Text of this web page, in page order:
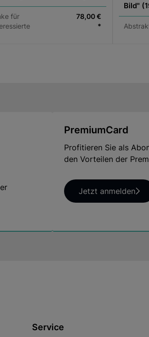
für
78,00 €
*
Bild"
PremiumCard
Profitieren Sie als
den Vorteilen der
Jetzt anmelden
Service